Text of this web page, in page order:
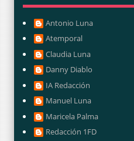
Antonio Luna
Atemporal
Claudia Luna
Danny Diablo
IA Redacción
Manuel Luna
Maricela Palma
Redacción 1FD